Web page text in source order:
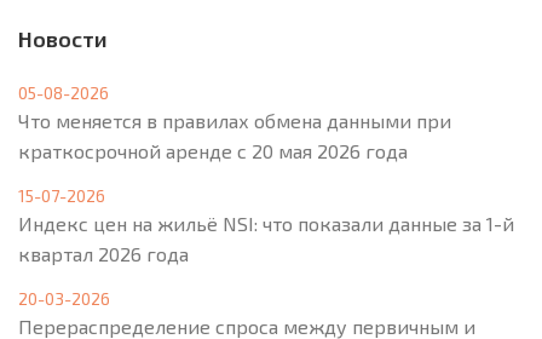
Новости
05-08-2026
Что меняется в правилах обмена данными при
краткосрочной аренде с 20 мая 2026 года
15-07-2026
Индекс цен на жильё NSI: что показали данные за 1-й
квартал 2026 года
20-03-2026
Перераспределение спроса между первичным и